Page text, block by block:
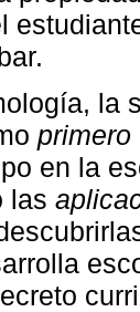
la
primero
en la
las